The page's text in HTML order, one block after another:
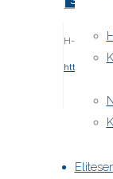
H-båds
https://h-